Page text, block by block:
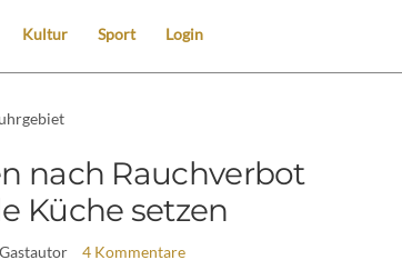
Kultur Sport Login
nach Rauchverbot
Küche setzen
4 Kommentare